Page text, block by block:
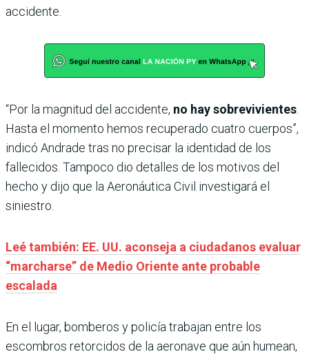
accidente.
“Por la magnitud del accidente, no hay sobrevivientes
Hasta el momento hemos recuperado cuatro cuerpos”,
indicó Andrade tras no precisar la identidad de los
fallecidos. Tampoco dio detalles de los motivos del
hecho y dijo que la Aeronáutica Civil investigará el
siniestro.
Leé también: EE. UU. aconseja a ciudadanos evaluar
“marcharse” de Medio Oriente ante probable
escalada
En el lugar, bomberos y policía trabajan entre los
escombros retorcidos de la aeronave que aún humean,